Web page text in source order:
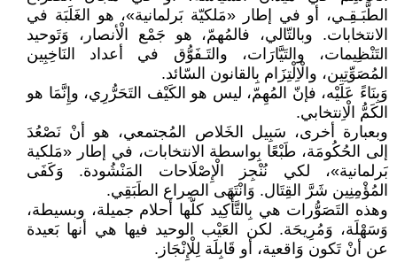
الطَّبَـقِـي، أو في إطار «مَلكيّة بَرلمانية»، هو الغَلَبَة في
الانتخابات. وبالتّالي، فالمُهمّ، هو جَمْع الْأنصار، وَتَوحيد
التَنْظِيمات، والتَيَّارَات، والتَـفَوُّق في أعداد النَاخِبِين
المُصَوِّتِين، والْاِلْتِزَام بِالقانون السّائد.
وَبِنَاءً عَلَيْه، فإنّ المُهِمّ، ليس هو الكَيْف التَحَرُّرِي، وإِنَّمَا هو
الكَمُّ الْاِنتخابي.
وبعبارة أخرى، سَبِيل الخَلاص المُجتمعي، هو أنْ نَصْعُدَ
إلى الحُكُومَة، طَبْعًا بِواسطة الانتخابات، في إطار «مَلكية
بَرلمانية»، لكي نُنْجِز الْإِصْلَاحات المَنْشُودة. وَكَفَى
المُؤْمِنِين شَرَّ القِتَال. وَانْتَهَى الصِراع الطَبَقِي.
وهذه التَصَوُّرات هي بِالتَّأْكِيد كلّها أحلام جميلة، وبسيطة،
وَسَهْلَة، وَمُرِيحَة. لكن العَيْب الوحيد فيها هي أنها بَعيدة
عن أنْ تَكون وَاقعية، أو قَابِلَة لِلْإِنْجَاز.